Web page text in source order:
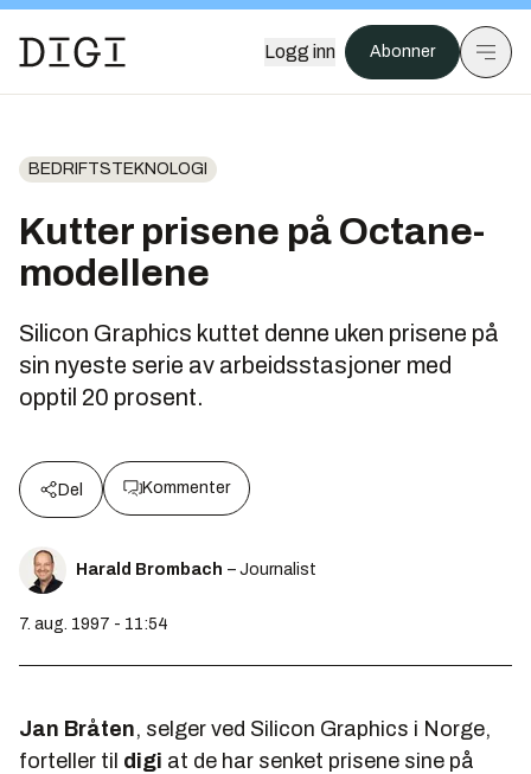
Logg inn Abonner
BEDRIFTSTEKNOLOGI
Kutter prisene på Octane-
modellene
Silicon Graphics kuttet denne uken prisene på
sin nyeste serie av arbeidsstasjoner med
opptil 20 prosent.
Del Kommenter
Harald Brombach – Journalist
7. aug. 1997 - 11:54
Jan Bråten, selger ved Silicon Graphics i Norge,
forteller til digi at de har senket prisene sine på